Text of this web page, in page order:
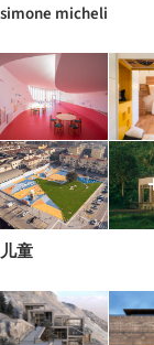
simone micheli
儿童